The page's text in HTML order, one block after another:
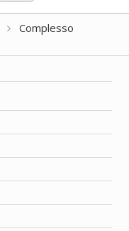
Complesso